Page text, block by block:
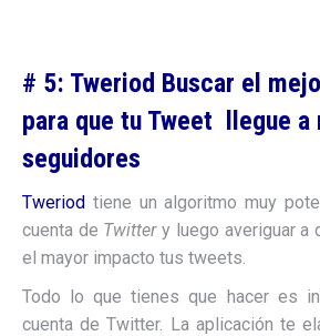
# 5: Tweriod Buscar el
para que tu Tweet llegue a
seguidores
Tweriod tiene un algoritmo muy
cuenta de Twittery luego averiguar a
el mayor impacto tus tweets.
Todo lo que tienes que hacer es
cuenta de Twitter. La aplicación te